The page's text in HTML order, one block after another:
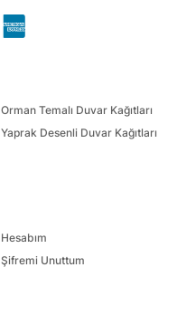
Orman Temalı Duvar Kağıtları
Yaprak Desenli Duvar Kağıtları
Hesabım
Şifremi Unuttum